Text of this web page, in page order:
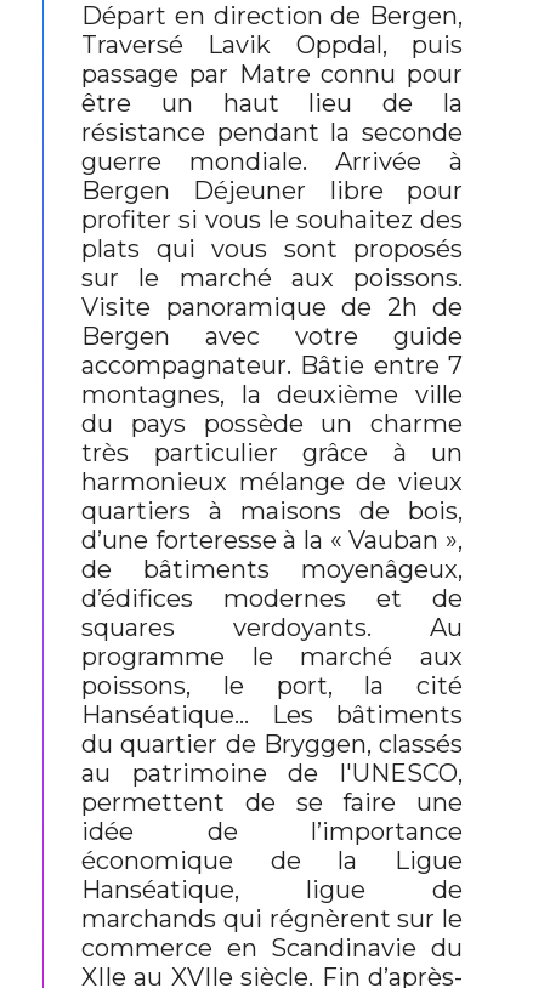
Départ en direction de Bergen,
Traversé Lavik Oppdal, puis
passage par Matre connu pour
être un haut lieu de la
résistance pendant la seconde
guerre mondiale. Arrivée à
Bergen Déjeuner libre pour
profiter si vous le souhaitez des
plats qui vous sont proposés
sur le marché aux poissons.
Visite panoramique de 2h de
Bergen avec votre guide
accompagnateur. Bâtie entre 7
montagnes, la deuxième ville
du pays possède un charme
très particulier grâce à un
harmonieux mélange de vieux
quartiers à maisons de bois,
d’une forteresse à la « Vauban »,
de bâtiments moyenâgeux,
d’édifices modernes et de
squares verdoyants. Au
programme le marché aux
poissons, le port, la cité
Hanséatique… Les bâtiments
du quartier de Bryggen, classés
au patrimoine de l'UNESCO,
permettent de se faire une
idée de l’importance
économique de la Ligue
Hanséatique, ligue de
marchands qui régnèrent sur le
commerce en Scandinavie du
XIIe au XVIIe siècle. Fin d’après-